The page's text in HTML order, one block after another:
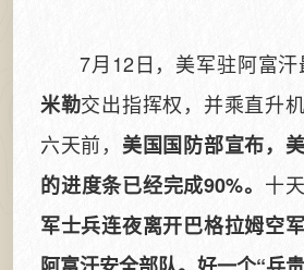
7月12日，美军驻阿富
米勒交出指挥权，并乘直升
六天前， 美国国防部宣布，
的进度条已经完成90%。 十
军士兵连夜离开巴格拉姆空